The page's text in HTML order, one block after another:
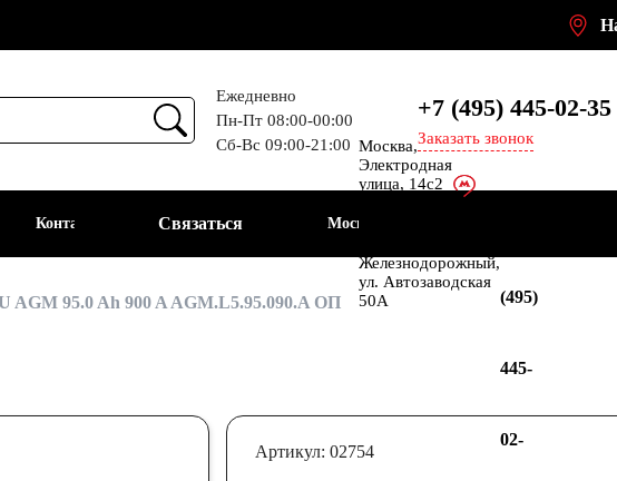
Ежедневно
Пн-Пт 08:00-00:00
Сб-Вс 09:00-21:00
+7 (495)445-02-35
Заказать звонок
Контакты Связаться Москва
Москва,
Электродная
улица, 14с2
Энтузиастов
Железнодорожный,
ул. Автозаводская
50А
(495)
445-
02-
AGM 95.0 Ah 900 A AGM.L5.95.090.A ОП
Артикул: 02754